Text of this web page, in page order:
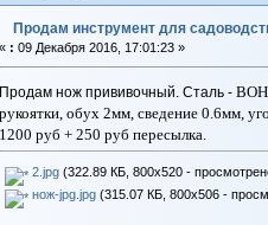
Продам инструмент для
« : 09 Декабря 2016, 17:01:23 »
Продам нож прививочный. Сталь -
рукоятки, обух 2мм, сведение 0.6мм,
1200 руб + 250 руб пересылка.
2.jpg(322.89 КБ, 800x520 -
нож-jpg.jpg(315.07 КБ, 800x506 -